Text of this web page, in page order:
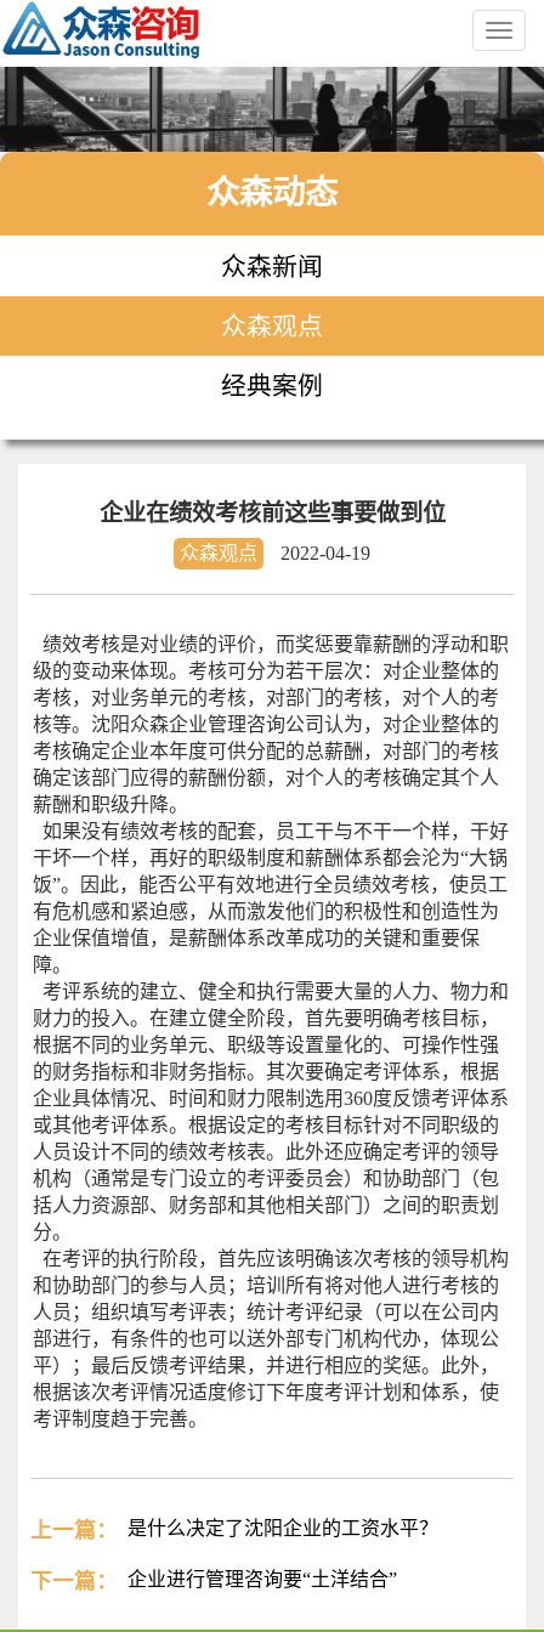
众森动态
众森新闻
众森观点
经典案例
企业在绩效考核前这些事要做到位
众森观点 2022-04-19
绩效考核是对业绩的评价，而奖惩要靠薪酬的浮动和职
级的变动来体现。考核可分为若干层次：对企业整体的
考核，对业务单元的考核，对部门的考核，对个人的考
核等。沈阳众森企业管理咨询公司认为，对企业整体的
考核确定企业本年度可供分配的总薪酬，对部门的考核
确定该部门应得的薪酬份额，对个人的考核确定其个人
薪酬和职级升降。
如果没有绩效考核的配套，员工干与不干一个样，干好
干坏一个样，再好的职级制度和薪酬体系都会沦为“大锅
饭”。因此，能否公平有效地进行全员绩效考核，使员工
有危机感和紧迫感，从而激发他们的积极性和创造性为
企业保值增值，是薪酬体系改革成功的关键和重要保
障。
考评系统的建立、健全和执行需要大量的人力、物力和
财力的投入。在建立健全阶段，首先要明确考核目标，
根据不同的业务单元、职级等设置量化的、可操作性强
的财务指标和非财务指标。其次要确定考评体系，根据
企业具体情况、时间和财力限制选用360度反馈考评体系
或其他考评体系。根据设定的考核目标针对不同职级的
人员设计不同的绩效考核表。此外还应确定考评的领导
机构（通常是专门设立的考评委员会）和协助部门（包
括人力资源部、财务部和其他相关部门）之间的职责划
分。
在考评的执行阶段，首先应该明确该次考核的领导机构
和协助部门的参与人员；培训所有将对他人进行考核的
人员；组织填写考评表；统计考评纪录（可以在公司内
部进行，有条件的也可以送外部专门机构代办，体现公
平）；最后反馈考评结果，并进行相应的奖惩。此外，
根据该次考评情况适度修订下年度考评计划和体系，使
考评制度趋于完善。
上一篇： 是什么决定了沈阳企业的工资水平？
下一篇： 企业进行管理咨询要“土洋结合”